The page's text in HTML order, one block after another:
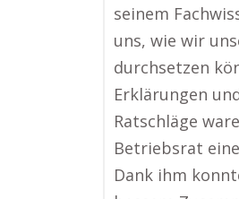
seinem
uns, wie wir
durchsetzen
Erklärungen
Ratschläge
Betriebsrat
Dank ihm